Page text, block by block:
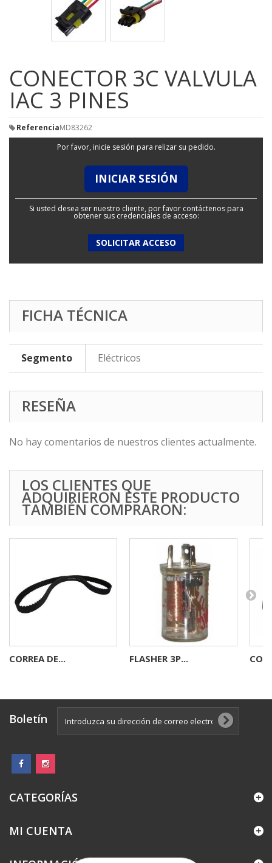
CONECTOR 3C VALVULA
IAC 3 PINES
ReferenciaMD83262
Por favor, inicie sesión para relizar su pedido.
INICIAR SESIÓN
Si usted desea ser nuestro cliente, por favor contáctenos para
obtener sus credenciales de acceso:
SOLICITAR ACCESO
FICHA TÉCNICA
Segmento Eléctricos
RESEÑA
No hay comentarios de nuestros clientes actualmente.
LOS CLIENTES QUE
ADQUIRIERON ESTE PRODUCTO
TAMBIÉN COMPRARON:
CORREA DE... FLASHER 3P...
Boletín
CATEGORÍAS
MI CUENTA